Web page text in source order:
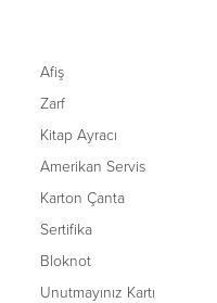
Afiş
Zarf
Kitap Ayracı
Amerikan Servis
Karton Çanta
Sertifika
Bloknot
Unutmayınız Kartı